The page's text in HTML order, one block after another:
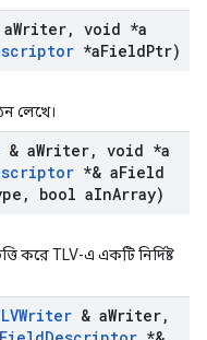
Writer, void *a
*aFieldPtr)
লেখে।
& aWriter, void *a
*& aField
, bool aInArray)
করে TLV-এ একটি নির্দিষ্ট
& aWriter,